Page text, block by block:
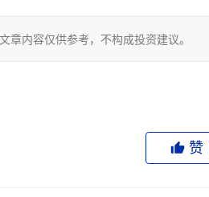
章内容仅供参考，不构成投资建议。
赞